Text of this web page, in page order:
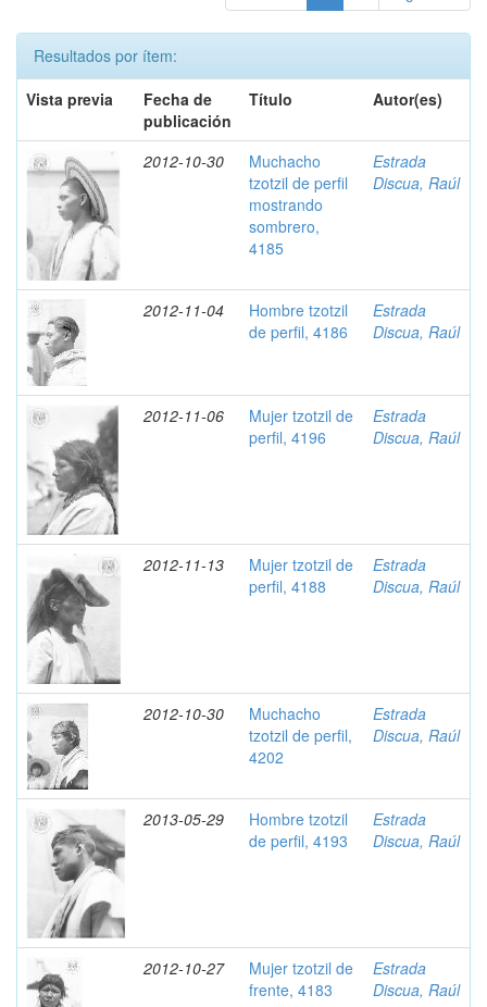
Resultados por ítem:
Vista previa
Fecha de
publicación
Título Autor(es)
2012-10-30
Muchacho
tzotzil de perfil
mostrando
sombrero,
4185
Estrada
Discua, Raúl
2012-11-04
Hombre tzotzil
de perfil, 4186
Estrada
Discua, Raúl
2012-11-06
Mujer tzotzil de
perfil, 4196
Estrada
Discua, Raúl
2012-11-13
Mujer tzotzil de
perfil, 4188
Estrada
Discua, Raúl
2012-10-30
Muchacho
tzotzil de perfil,
4202
Estrada
Discua, Raúl
2013-05-29
Hombre tzotzil
de perfil, 4193
Estrada
Discua, Raúl
2012-10-27
Mujer tzotzil de
frente, 4183
Estrada
Discua, Raúl